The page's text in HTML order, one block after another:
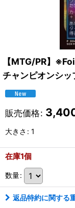
【MTG/PR】
チャンピオンシ
販売価格:
大きさ : 1
在庫1個
数量:
返品特約に関する